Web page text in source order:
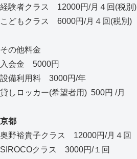
経験者クラス 12000円/月４回(税別)
こどもクラス 6000円/月４回(税別)
その他料金
入会金 5000円
設備利用料 3000円/年
貸しロッカー(希望者用) 500円 /月
京都
奥野裕貴子クラス 12000円/月４回
SIROCOクラス 3000円/１回